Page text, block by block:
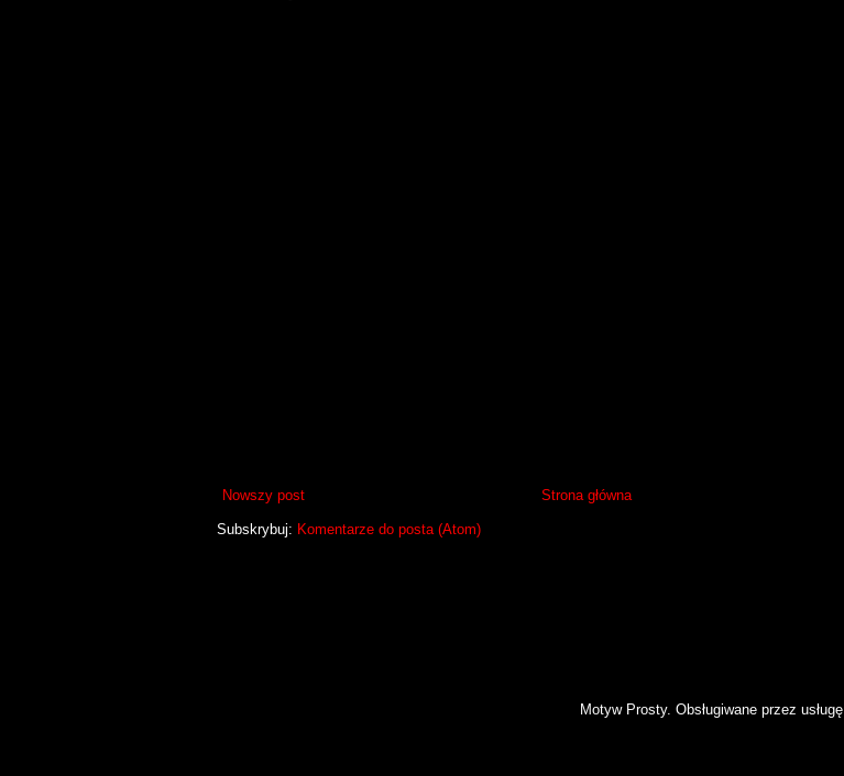
Nowszy post Strona główna
Subskrybuj: Komentarze do posta (Atom)
Motyw Prosty. Obsługiwane przez usługę